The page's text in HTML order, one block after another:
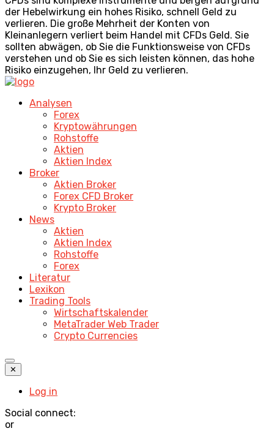
der Hebelwirkung ein hohes Risiko, schnell Geld zu
verlieren. Die große Mehrheit der Konten von
Kleinanlegern verliert beim Handel mit CFDs Geld. Sie
sollten abwägen, ob Sie die Funktionsweise von CFDs
verstehen und ob Sie es sich leisten können, das hohe
Risiko einzugehen, Ihr Geld zu verlieren.
Analysen
Forex
Kryptowährungen
Rohstoffe
Aktien
Aktien Index
Broker
Aktien Broker
Forex CFD Broker
Krypto Broker
News
Aktien
Aktien Index
Rohstoffe
Forex
Literatur
Lexikon
Trading Tools
Wirtschaftskalender
MetaTrader Web Trader
Crypto Currencies
✕
Log in
Social connect:
or